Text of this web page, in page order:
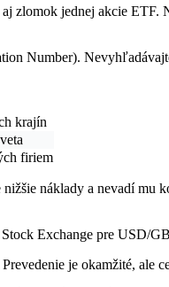
jednej akcie ETF.
Number).
krajín
firiem
náklady a nevadí mu
Exchange pre USD/
je okamžité,